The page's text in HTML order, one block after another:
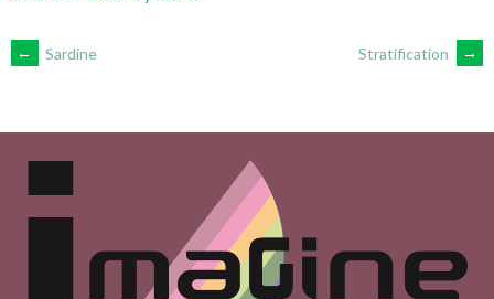
NAVIGATION
DES
ARTICLES
← Sardine Stratification →